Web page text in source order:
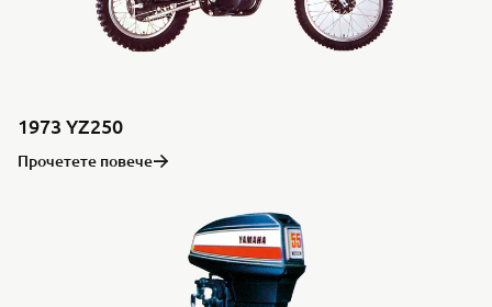
1973 YZ250
Прочетете повече